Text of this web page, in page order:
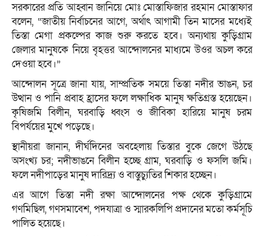
সরকারের প্রতি আহ্বান জানিয়ে মোঃ মোস্তাফিজার রহমান মোস্তাফার
বলেন, “জাতীয় নির্বাচনের আগে, অর্থাৎ আগামী তিন মাসের মধ্যেই
তিস্তা মেগা প্রকল্পের কাজ শুরু করতে হবে। অন্যথায় কুড়িগ্রাম
জেলার মানুষকে নিয়ে বৃহত্তর আন্দোলনের মাধ্যমে উওর অচল করে
দেওয়া হবে।”
আন্দোলন সূত্রে জানা যায়, সাম্প্রতিক সময়ে তিস্তা নদীর ভাঙন, চর
উত্থান ও পানি প্রবাহ হ্রাসের ফলে লক্ষাধিক মানুষ ক্ষতিগ্রস্ত হয়েছেন।
কৃষিজমি বিলীন, ঘরবাড়ি ধ্বংস ও জীবিকা হারিয়ে মানুষ চরম
বিপর্যয়ের মুখে পড়েছে।
স্থানীয়রা জানান, দীর্ঘদিনের অবহেলায় তিস্তার বুকে জেগে উঠছে
অসংখ্য চর; নদীভাঙনে বিলীন হচ্ছে গ্রাম, ঘরবাড়ি ও ফসলি জমি।
ফলে নদীপাড়ের মানুষ দারিদ্র্য ও বাস্তুচ্যুতির শিকার হচ্ছেন।
এর আগে তিস্তা নদী রক্ষা আন্দোলনের পক্ষ থেকে কুড়িগ্রামে
গণমিছিল, গণসমাবেশ, পদযাত্রা ও স্মারকলিপি প্রদানের মতো কর্মসূচি
পালিত হয়েছে।